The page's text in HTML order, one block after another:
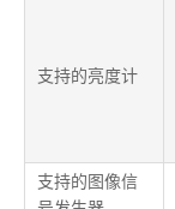
支持的亮度计
支持的图像信